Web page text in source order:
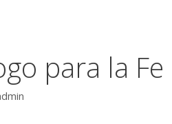
para la Fe